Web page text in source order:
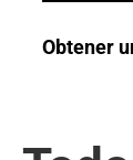
Obtener